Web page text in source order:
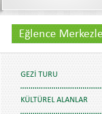
Eğlence
GEZI TURU
KÜLTÜREL ALANLAR